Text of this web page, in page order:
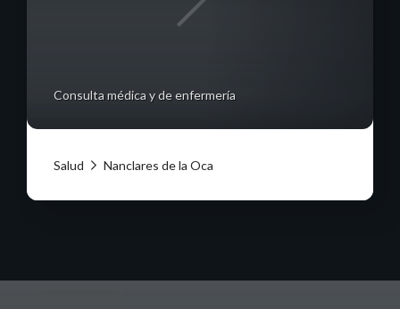
Consulta médica y de enfermería
Salud Nanclares de la Oca